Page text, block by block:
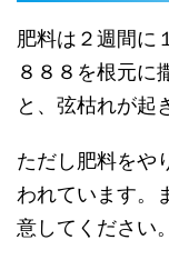
肥料は２週間に
８８８を根元に
と、弦枯れが起
ただし肥料をや
われています。
意してください。